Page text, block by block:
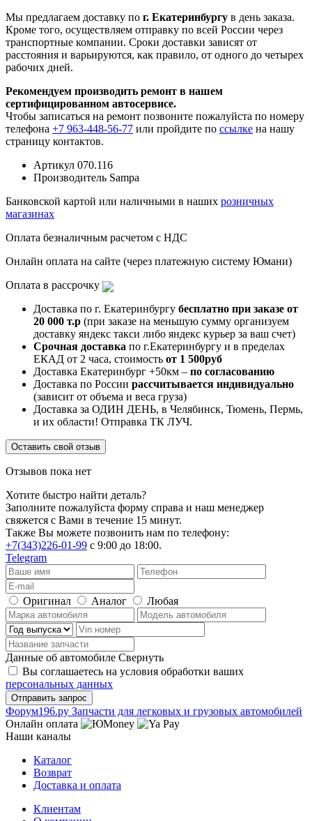
Мы предлагаем доставку по г. Екатеринбургу в день заказа.
Кроме того, осуществляем отправку по всей России через
транспортные компании. Сроки доставки зависят от
расстояния и варьируются, как правило, от одного до четырех
рабочих дней.
Рекомендуем производить ремонт в нашем
сертифицированном автосервисе.
Чтобы записаться на ремонт позвоните пожалуйста по номеру
телефона +7 963-448-56-77 или пройдите по ссылке на нашу
страницу контактов.
Артикул 070.116
Производитель Sampa
Банковской картой или наличными в наших розничных
магазинах
Оплата безналичным расчетом с НДС
Онлайн оплата на сайте (через платежную систему Юмани)
Оплата в рассрочку
Доставка по г. Екатеринбургу бесплатно при заказе от
20 000 т.р (при заказе на меньшую сумму организуем
доставку яндекс такси либо яндекс курьер за ваш счет)
Срочная доставка по г.Екатеринбургу и в пределах
ЕКАД от 2 часа, стоимость от 1 500руб
Доставка Екатеринбург +50км – по согласованию
Доставка по России рассчитывается индивидуально
(зависит от объема и веса груза)
Доставка за ОДИН ДЕНЬ, в Челябинск, Тюмень, Пермь,
и их области! Отправка ТК ЛУЧ.
Оставить свой отзыв
Отзывов пока нет
Хотите быстро найти деталь?
Заполните пожалуйста форму справа и наш менеджер
свяжется с Вами в течение 15 минут.
Также Вы можете позвонить нам по телефону:
+7(343)226-01-99 с 9:00 до 18:00.
Telegram
Оригинал Аналог Любая
Данные об автомобиле Свернуть
Вы соглашаетесь на условия обработки ваших
персональных данных
Фoрум196.ру Запчасти для легковых и грузовых автомобилей
Онлайн оплата
Наши каналы
Каталог
Возврат
Доставка и оплата
Клиентам